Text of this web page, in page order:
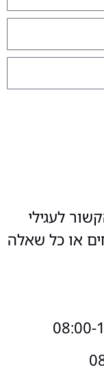
לעגילי
או כל שאלה